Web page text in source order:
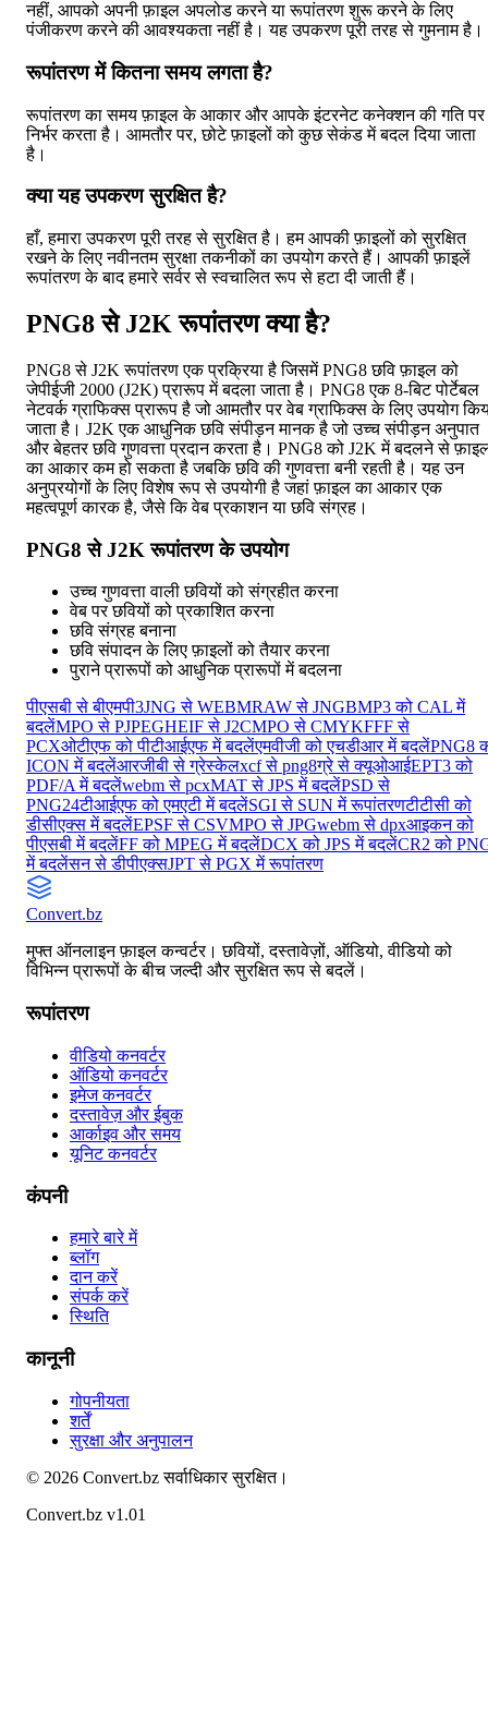
नहीं, आपको अपनी फ़ाइल अपलोड करने या रूपांतरण शुरू करने के लिए
पंजीकरण करने की आवश्यकता नहीं है। यह उपकरण पूरी तरह से गुमनाम है।
रूपांतरण में कितना समय लगता है?
रूपांतरण का समय फ़ाइल के आकार और आपके इंटरनेट कनेक्शन की गति पर
निर्भर करता है। आमतौर पर, छोटे फ़ाइलों को कुछ सेकंड में बदल दिया जाता
है।
क्या यह उपकरण सुरक्षित है?
हाँ, हमारा उपकरण पूरी तरह से सुरक्षित है। हम आपकी फ़ाइलों को सुरक्षित
रखने के लिए नवीनतम सुरक्षा तकनीकों का उपयोग करते हैं। आपकी फ़ाइलें
रूपांतरण के बाद हमारे सर्वर से स्वचालित रूप से हटा दी जाती हैं।
PNG8 से J2K रूपांतरण क्या है?
PNG8 से J2K रूपांतरण एक प्रक्रिया है जिसमें PNG8 छवि फ़ाइल को
जेपीईजी 2000 (J2K) प्रारूप में बदला जाता है। PNG8 एक 8-बिट पोर्टेबल
नेटवर्क ग्राफिक्स प्रारूप है जो आमतौर पर वेब ग्राफिक्स के लिए उपयोग
जाता है। J2K एक आधुनिक छवि संपीड़न मानक है जो उच्च संपीड़न अनुपात
और बेहतर छवि गुणवत्ता प्रदान करता है। PNG8 को J2K में बदलने से
का आकार कम हो सकता है जबकि छवि की गुणवत्ता बनी रहती है। यह उन
अनुप्रयोगों के लिए विशेष रूप से उपयोगी है जहां फ़ाइल का आकार एक
महत्वपूर्ण कारक है, जैसे कि वेब प्रकाशन या छवि संग्रह।
PNG8 से J2K रूपांतरण के उपयोग
उच्च गुणवत्ता वाली छवियों को संग्रहीत करना
वेब पर छवियों को प्रकाशित करना
छवि संग्रह बनाना
छवि संपादन के लिए फ़ाइलों को तैयार करना
पुराने प्रारूपों को आधुनिक प्रारूपों में बदलना
पीएसबी से बीएमपी3JNG से WEBMRAW से JNGBMP3 को CAL में
बदलेंMPO से PJPEGHEIF से J2CMPO से CMYKFFF से
PCXओटीएफ को पीटीआईएफ में बदलेंएमवीजी को एचडीआर में बदलेंPNG8
ICON में बदलेंआरजीबी से ग्रेस्केलxcf से png8ग्रे से क्यूओआईEPT3 को
PDF/A में बदलेंwebm से pcxMAT से JPS में बदलेंPSD से
PNG24टीआईएफ को एमएटी में बदलेंSGI से SUN में रूपांतरणटीटीसी को
डीसीएक्स में बदलेंEPSF से CSVMPO से JPGwebm से dpxआइकन को
पीएसबी में बदलेंFF को MPEG में बदलेंDCX को JPS में बदलेंCR2 को
में बदलेंसन से डीपीएक्सJPT से PGX में रूपांतरण
Convert.bz
मुफ्त ऑनलाइन फ़ाइल कन्वर्टर। छवियों, दस्तावेज़ों, ऑडियो, वीडियो को
विभिन्न प्रारूपों के बीच जल्दी और सुरक्षित रूप से बदलें।
रूपांतरण
वीडियो कनवर्टर
ऑडियो कनवर्टर
इमेज कनवर्टर
दस्तावेज़ और ईबुक
आर्काइव और समय
यूनिट कनवर्टर
कंपनी
हमारे बारे में
ब्लॉग
दान करें
संपर्क करें
स्थिति
कानूनी
गोपनीयता
शर्तें
सुरक्षा और अनुपालन
© 2026 Convert.bzसर्वाधिकार सुरक्षित।
Convert.bz v1.01